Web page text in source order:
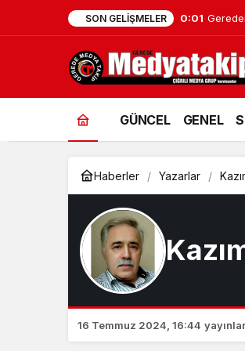
SON GELIŞMELER 0:01
GÜNCEL GENEL
Haberler Yazarlar
16 Temmuz 2024, 16:44